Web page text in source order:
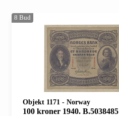
8 Bud
Objekt 1171 - Norway
100 kroner 1940. B.5038485